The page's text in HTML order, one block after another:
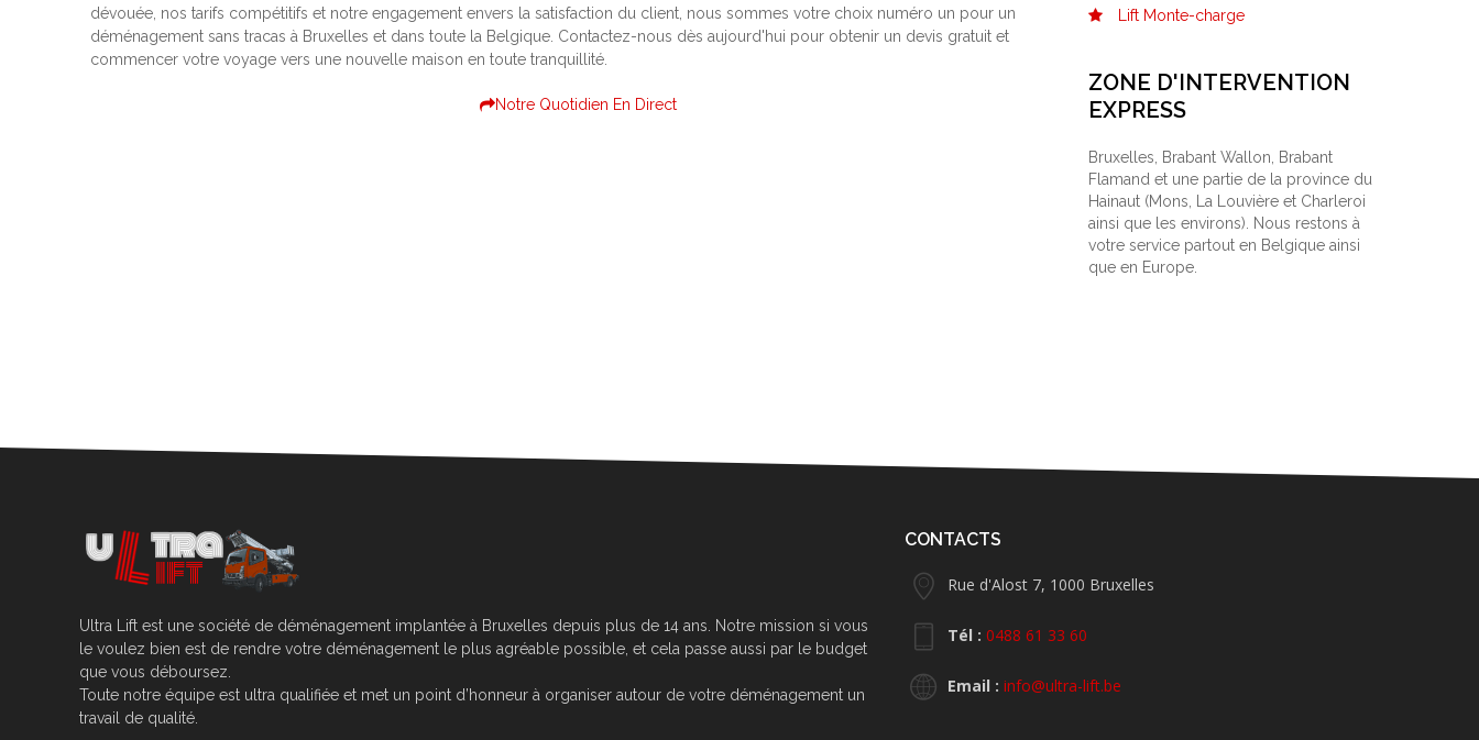
dévouée, nos tarifs compétitifs et notre engagement envers la satisfaction du client, nous sommes votre choix numéro un pour un
déménagement sans tracas à Bruxelles et dans toute la Belgique. Contactez-nous dès aujourd'hui pour obtenir un devis gratuit et
commencer votre voyage vers une nouvelle maison en toute tranquillité.
Notre Quotidien En Direct
Lift Monte-charge
ZONE D'INTERVENTION
EXPRESS
Bruxelles, Brabant Wallon, Brabant
Flamand et une partie de la province du
Hainaut (Mons, La Louvière et Charleroi
ainsi que les environs). Nous restons à
votre service partout en Belgique ainsi
que en Europe.
Ultra Lift est une société de déménagement implantée à Bruxelles depuis plus de 14 ans. Notre mission si vous
le voulez bien est de rendre votre déménagement le plus agréable possible, et cela passe aussi par le budget
que vous déboursez.
Toute notre équipe est ultra qualifiée et met un point d’honneur à organiser autour de votre déménagement un
travail de qualité.
CONTACTS
Rue d'Alost 7, 1000 Bruxelles
Tél : 0488 61 33 60
Email : info@ultra-lift.be